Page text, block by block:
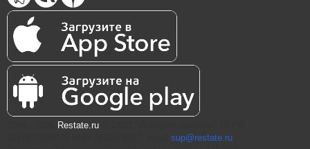
Restate.ru
sup@restate.ru